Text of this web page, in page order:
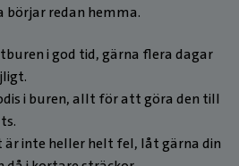
börjar redan hemma.
i god tid, gärna flera dagar
i buren, allt för att göra den till
inte heller helt fel, låt gärna din